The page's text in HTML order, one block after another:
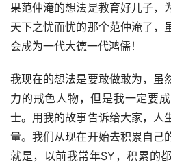
果范仲淹的想法是教育好儿子，
天下之忧而忧的那个范仲淹了，
会成为一代大德一代鸿儒！
我现在的想法是要敢做敢为，虽
力的戒色人物，但是我一定要
士。用我的故事告诉给大家，人
量。我们从现在开始去积累自己
就是，以前我常年SY，积累的